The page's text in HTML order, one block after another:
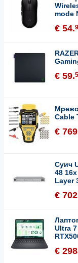
mode
€ 54.
€ 59.
Cable
€
Суич
48
Layer
€
Ultra 7
€